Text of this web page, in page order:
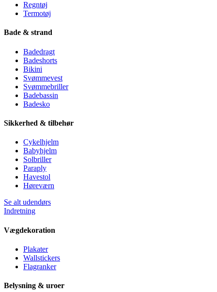
Regntøj
Termotøj
Bade & strand
Badedragt
Badeshorts
Bikini
Svømmevest
Svømmebriller
Badebassin
Badesko
Sikkerhed & tilbehør
Cykelhjelm
Babyhjelm
Solbriller
Paraply
Havestol
Høreværn
Se alt udendørs
Indretning
Vægdekoration
Plakater
Wallstickers
Flagranker
Belysning & uroer